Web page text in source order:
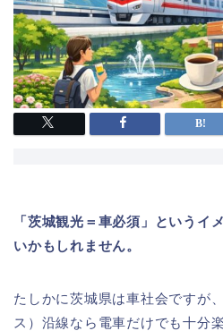
「茨城観光＝車必須」というイ
いかもしれません。
たしかに茨城県は車社会ですが
ス）沿線なら電車だけでも十分